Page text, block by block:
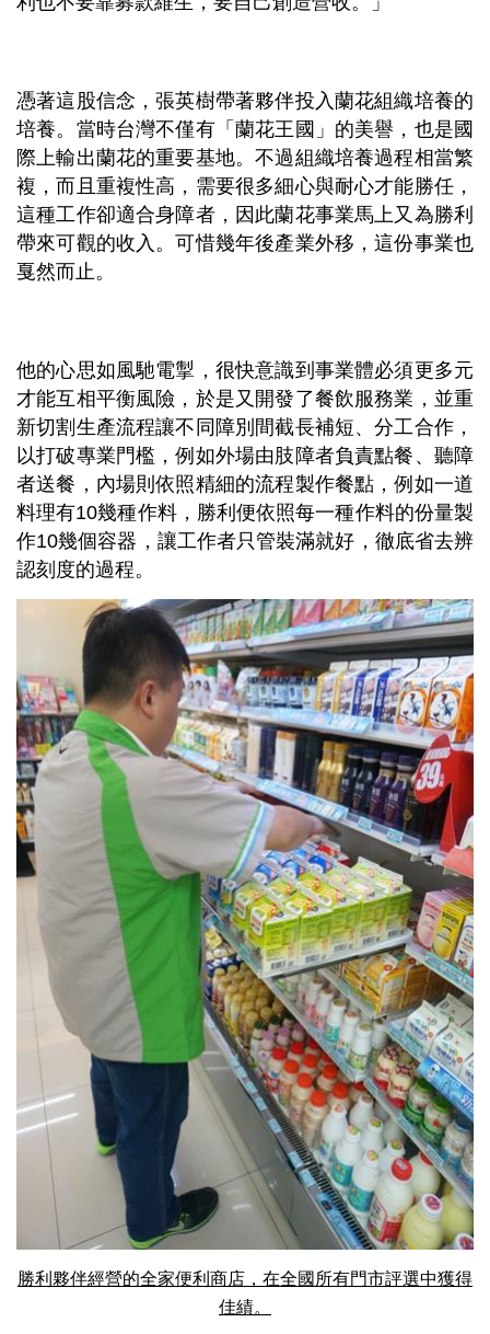
憑著這股信念，張英樹帶著夥伴投入蘭花組織培養的
培養。當時台灣不僅有「蘭花王國」的美譽，也是國
際上輸出蘭花的重要基地。不過組織培養過程相當繁
複，而且重複性高，需要很多細心與耐心才能勝任，
這種工作卻適合身障者，因此蘭花事業馬上又為勝利
帶來可觀的收入。可惜幾年後產業外移，這份事業也
戛然而止。
他的心思如風馳電掣，很快意識到事業體必須更多元
才能互相平衡風險，於是又開發了餐飲服務業，並重
新切割生產流程讓不同障別間截長補短、分工合作，
以打破專業門檻，例如外場由肢障者負責點餐、聽障
者送餐，內場則依照精細的流程製作餐點，例如一道
料理有10幾種作料，勝利便依照每一種作料的份量製
作10幾個容器，讓工作者只管裝滿就好，徹底省去辨
認刻度的過程。
勝利夥伴經營的全家便利商店，在全國所有門市評選中獲得
佳績。